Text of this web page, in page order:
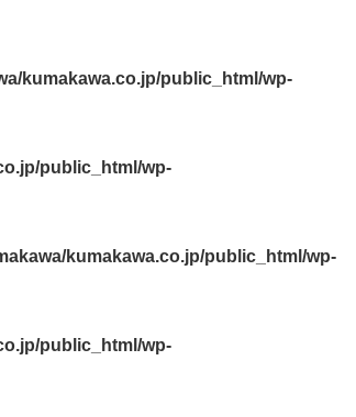
kumakawa.co.jp/public_html/wp-
public_html/wp-
kumakawa.co.jp/public_html/wp-
public_html/wp-